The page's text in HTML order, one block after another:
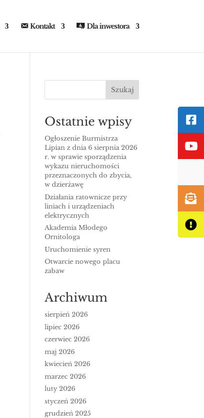
Kontakt Dla inwestora
Szukaj
Ostatnie wpisy
Ogłoszenie Burmistrza
Lipian z dnia 6 sierpnia 2026
r. w sprawie sporządzenia
wykazu nieruchomości
przeznaczonych do zbycia,
w dzierżawę
Działania ratownicze przy
liniach i urządzeniach
elektrycznych
Akademia Młodego
Ornitologa
Uruchomienie syren
Otwarcie nowego placu
zabaw
Archiwum
sierpień 2026
lipiec 2026
czerwiec 2026
maj 2026
kwiecień 2026
marzec 2026
luty 2026
styczeń 2026
grudzień 2025